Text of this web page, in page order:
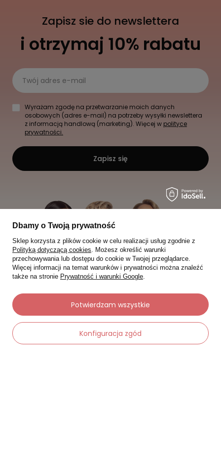
Zapisz sie do newslettera
i otrzymaj 10% rabatu
Twój adres e-mail
Wyrażam zgodę na przetwarzanie moich danych
osobowych (adres e-mail) na potrzeby wysyłki newslettera
z informacją handlową (marketing). Więcej w polityce
prywatności.
Zapisz się
Moje zamówienia
Dbamy o Twoją prywatność
Sklep korzysta z plików cookie w celu realizacji usług zgodnie z
Polityką dotyczącą cookies. Możesz określić warunki
przechowywania lub dostępu do cookie w Twojej przeglądarce.
Więcej informacji na temat warunków i prywatności można znaleźć
także na stronie Prywatność i warunki Google.
Konfiguracja zgód
Potwierdzam wszystkie